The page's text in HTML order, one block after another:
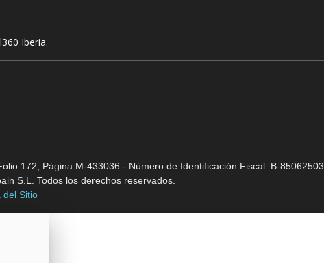
Iberia.
172, Página M-433036 - Número de Identificación Fiscal: B-85062503
S.L. Todos los derechos reservados.
del Sitio